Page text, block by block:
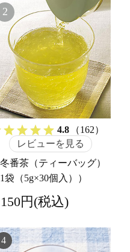
2
4.8
（162）
レビューを見る
番茶（ティーバッグ）
1袋（5g×30個入））
円(税込)
4